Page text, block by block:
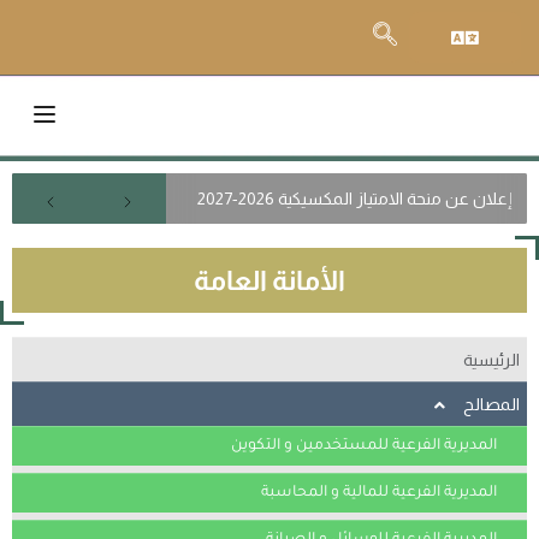
إعلان عن منحة الامتياز المكسيكية 2026-2027
الأمانة العامة
الرئيسية
المصالح
المديرية الفرعية للمستخدمين و التكوين
المديرية الفرعية للمالية و المحاسبة